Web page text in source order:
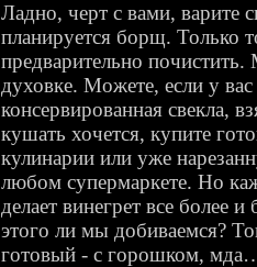
Ладно, черт с вами, варите
планируется борщ. Только
предварительно
духовке. Можете, если у вас
консервированная свекла,
кушать хочется, купите
кулинарии или уже
любом супермаркете. Но
делает винегрет все более
этого ли мы добиваемся?
готовый - с горошком,